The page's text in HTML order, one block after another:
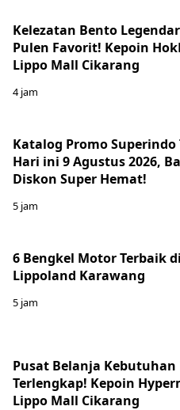
Kelezatan Bento
Pulen Favorit! Kepoin
Lippo Mall Cikarang
4 jam
Katalog Promo Superindo
Hari ini 9 Agustus 2026,
Diskon Super Hemat!
5 jam
6 Bengkel Motor Terbaik
Lippoland Karawang
5 jam
Pusat Belanja Kebutuhan
Terlengkap! Kepoin
Lippo Mall Cikarang